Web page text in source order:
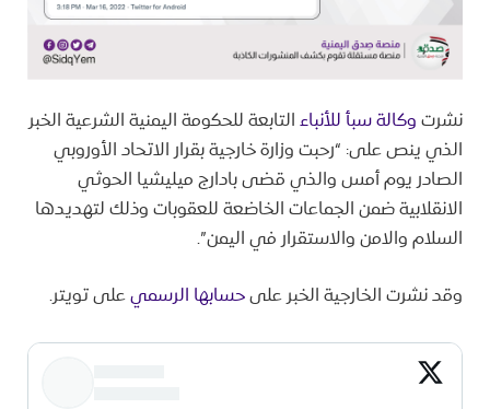
نشرتوكالة سبأ للأنباءالتابعة للحكومة اليمنية الشرعية الخبر
الذي ينص على: “رحبت وزارة خارجية بقرار الاتحاد الأوروبي
الصادر يوم أمس والذي قضى بادارج ميليشيا الحوثي
الانقلابية ضمن الجماعات الخاضعة للعقوبات وذلك لتهديدها
السلام والامن والاستقرار في اليمن”.
وقد نشرت الخارجية الخبر علىحسابها الرسميعلى تويتر.